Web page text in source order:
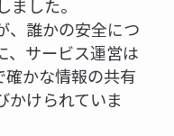
した。
、誰かの安全につ
、サービス運営は
確かな情報の共有
かけられていま